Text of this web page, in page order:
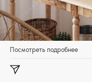
Посмотреть подробнее